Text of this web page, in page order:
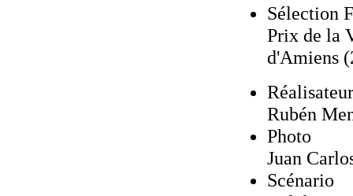
Sélection
Prix de la
d'Amiens
Réalisateur
Rubén
Photo
Juan
Scénario